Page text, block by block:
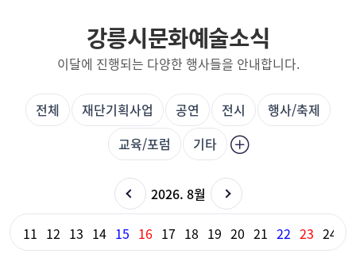
강릉시문화예술소식
이달에 진행되는 다양한 행사들을 안내합니다.
전체 재단기획사업 공연 전시
행사/축제
교육/포럼
기타
2026. 8월
10 11 12 13 14 15 16 17 18 19 20 21 22 23 24